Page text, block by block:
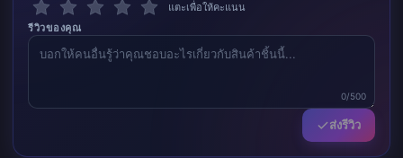
แตะเพื่อให้คะแนน
รีวิวของคุณ
0/500
ส่งรีวิว